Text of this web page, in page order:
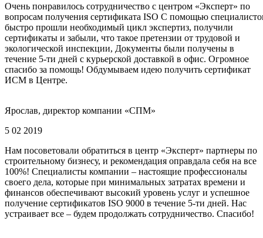
Очень понравилось сотрудничество с центром «Эксперт» по
вопросам получения сертификата ISO С помощью
быстро прошли необходимый цикл экспертиз, получили
сертификаты и забыли, что такое претензии от трудовой и
экологической инспекции, Документы были получены в
течение 5-ти дней с курьерской доставкой в офис. Огромное
спасибо за помощь! Обдумываем идею получить сертификат
ИСМ в Центре.
Ярослав, директор компании «СПМ»
5 02 2019
Нам посоветовали обратиться в центр «Эксперт» партнеры по
строительному бизнесу, и рекомендация оправдала себя на все
100%! Специалисты компании – настоящие профессионалы
своего дела, которые при минимальных затратах времени и
финансов обеспечивают высокий уровень услуг и успешное
получение сертификатов ISO 9000 в течение 5-ти дней. Нас
устраивает все – будем продолжать сотрудничество. Спасибо!